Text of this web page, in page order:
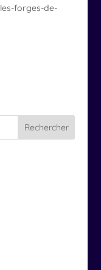
les-forges-de-